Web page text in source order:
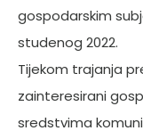
gospodarskim
studenog 2022.
Tijekom trajanja
zainteresirani
sredstvima